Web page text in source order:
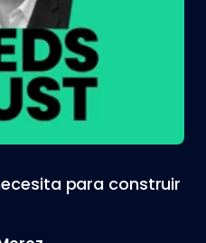
para construir